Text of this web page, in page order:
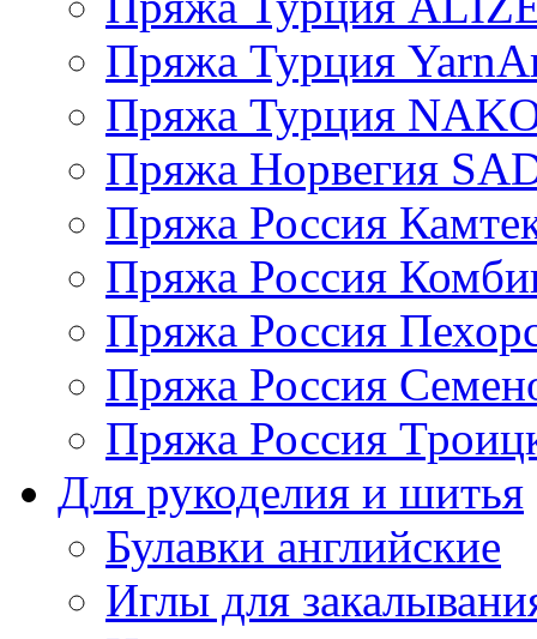
Пряжа Турция
Пряжа Турция
Пряжа Норвегия
Пряжа Россия
Пряжа Россия
Пряжа Россия
Пряжа Россия
Пряжа Россия
Для рукоделия и шитья
Булавки английские
Иглы для